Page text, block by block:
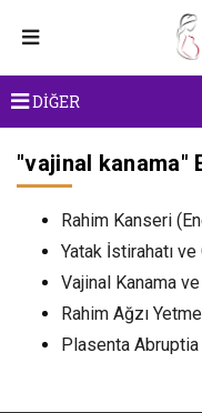
DİĞER
"vajinal kanama"
Rahim Kanseri
Yatak İstirahatı
Vajinal Kanama
Rahim Ağzı
Plasenta Abruptia